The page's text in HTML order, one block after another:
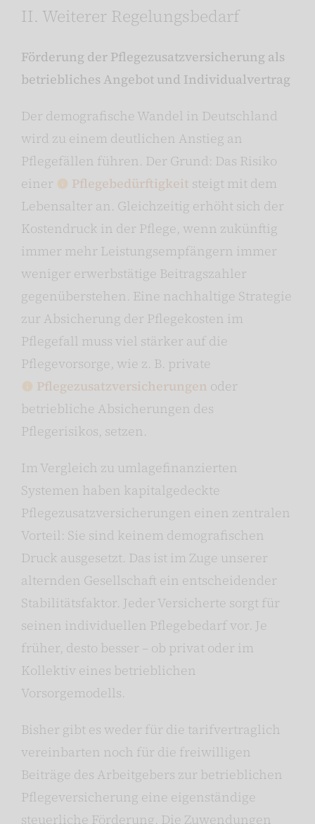
II. Weiterer Regelungsbedarf
Förderung der Pflegezusatzversicherung als
betriebliches Angebot und Individualvertrag
Der demografische Wandel in Deutschland
wird zu einem deutlichen Anstieg an
Pflegefällen führen. Der Grund: Das Risiko
einer
Pflegebedürftigkeit steigt mit dem
Lebensalter an. Gleichzeitig erhöht sich der
Kostendruck in der Pflege, wenn zukünftig
immer mehr Leistungsempfängern immer
weniger erwerbstätige Beitragszahler
gegenüberstehen. Eine nachhaltige Strategie
zur Absicherung der Pflegekosten im
Pflegefall muss viel stärker auf die
Pflegevorsorge, wie z. B. private
Pflegezusatzversicherungen oder
betriebliche Absicherungen des
Pflegerisikos, setzen.
Im Vergleich zu umlagefinanzierten
Systemen haben kapitalgedeckte
Pflegezusatzversicherungen einen zentralen
Vorteil: Sie sind keinem demografischen
Druck ausgesetzt. Das ist im Zuge unserer
alternden Gesellschaft ein entscheidender
Stabilitätsfaktor. Jeder Versicherte sorgt für
seinen individuellen Pflegebedarf vor. Je
früher, desto besser – ob privat oder im
Kollektiv eines betrieblichen
Vorsorgemodells.
Bisher gibt es weder für die tarifvertraglich
vereinbarten noch für die freiwilligen
Beiträge des Arbeitgebers zur betrieblichen
Pflegeversicherung eine eigenständige
steuerliche Förderung. Die Zuwendungen